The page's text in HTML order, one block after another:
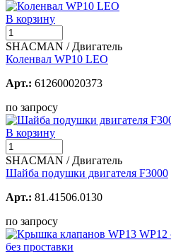
В корзину
SHACMAN / Двигатель
Коленвал WP10 LEO
Арт.: 612600020373
по запросу
В корзину
SHACMAN / Двигатель
Шайба подушки двигателя F3000
Арт.: 81.41506.0130
по запросу